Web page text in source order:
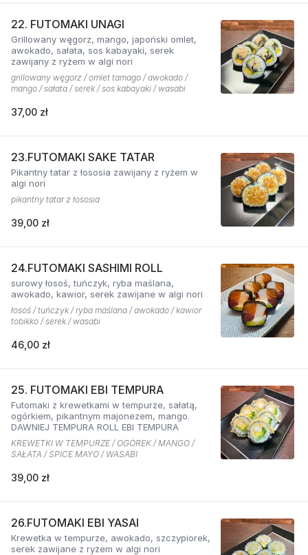
22. FUTOMAKI UNAGI
Grillowany węgorz, mango, japoński omlet,
awokado, sałata, sos kabayaki, serek
zawijany z ryżem w algi nori
grillowany węgorz / omlet tamago / awokado /
mango / sałata / serek / sos kabayaki / wasabi
37,00 zł
23.FUTOMAKI SAKE TATAR
Pikantny tatar z łososia zawijany z ryżem w
algi nori
pikantny tatar z łososia
39,00 zł
24.FUTOMAKI SASHIMI ROLL
surowy łosoś, tuńczyk, ryba maślana,
awokado, kawior, serek zawijane w algi nori
łosoś / tuńczyk / ryba maślana / awokado / kawior
tobikko / serek / wasabi
46,00 zł
25. FUTOMAKI EBI TEMPURA
Futomaki z krewetkami w tempurze, sałatą,
ogórkiem, pikantnym majonezem, mango.
DAWNIEJ TEMPURA ROLL EBI TEMPURA
KREWETKI W TEMPURZE / OGÓREK / MANGO /
SAŁATA / SPICE MAYO / WASABI
39,00 zł
26.FUTOMAKI EBI YASAI
Krewetka w tempurze, awokado, szczypiorek,
serek zawijane z ryżem w algi nori